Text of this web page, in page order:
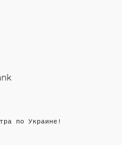
по Украине!